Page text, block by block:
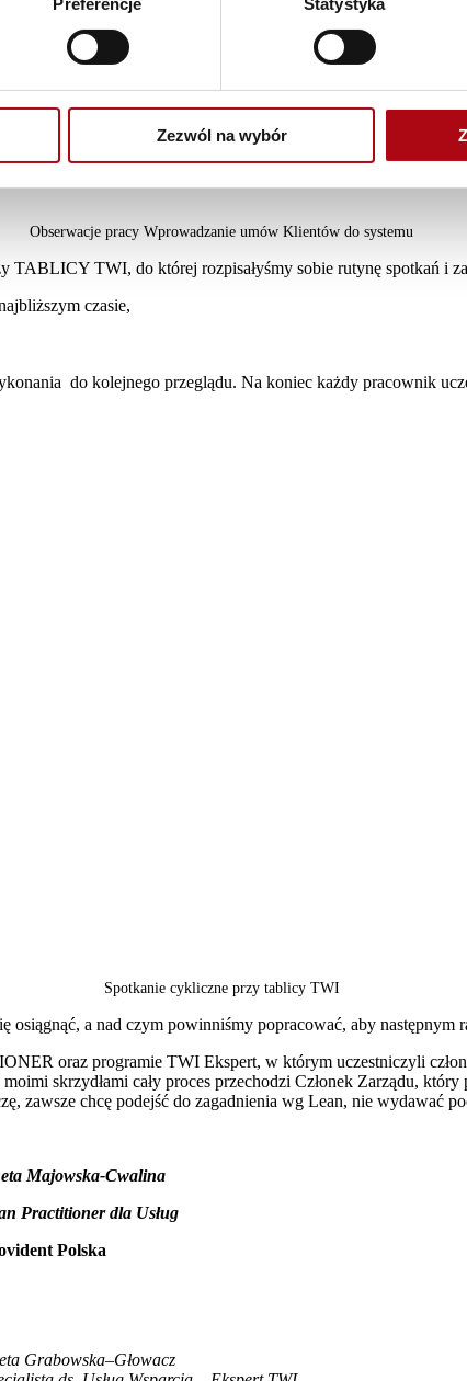
Zezwól na wybór
Obserwacje pracy Wprowadzanie umów Klientów do systemu
TABLICY TWI, do której rozpisałyśmy sobie rutynę spotkań i
czasie,
do kolejnego przeglądu. Na koniec każdy pracownik
Spotkanie cykliczne przy tablicy TWI
a nad czym powinniśmy popracować, aby następnym
oraz programie TWI Ekspert, w którym uczestniczyli
skrzydłami cały proces przechodzi Członek Zarządu,
zawsze chcę podejść do zagadnienia wg Lean, nie wydawać
Majowska-Cwalina
Practitioner dla Usług
Polska
Grabowska–Głowacz